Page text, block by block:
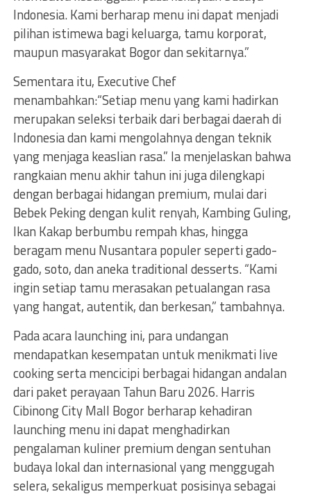
Indonesia. Kami berharap menu ini dapat menjadi
pilihan istimewa bagi keluarga, tamu korporat,
maupun masyarakat Bogor dan sekitarnya.”
Sementara itu, Executive Chef
menambahkan:“Setiap menu yang kami hadirkan
merupakan seleksi terbaik dari berbagai daerah di
Indonesia dan kami mengolahnya dengan teknik
yang menjaga keaslian rasa.” Ia menjelaskan bahwa
rangkaian menu akhir tahun ini juga dilengkapi
dengan berbagai hidangan premium, mulai dari
Bebek Peking dengan kulit renyah, Kambing Guling,
Ikan Kakap berbumbu rempah khas, hingga
beragam menu Nusantara populer seperti gado-
gado, soto, dan aneka traditional desserts. “Kami
ingin setiap tamu merasakan petualangan rasa
yang hangat, autentik, dan berkesan,” tambahnya.
Pada acara launching ini, para undangan
mendapatkan kesempatan untuk menikmati live
cooking serta mencicipi berbagai hidangan andalan
dari paket perayaan Tahun Baru 2026. Harris
Cibinong City Mall Bogor berharap kehadiran
launching menu ini dapat menghadirkan
pengalaman kuliner premium dengan sentuhan
budaya lokal dan internasional yang menggugah
selera, sekaligus memperkuat posisinya sebagai